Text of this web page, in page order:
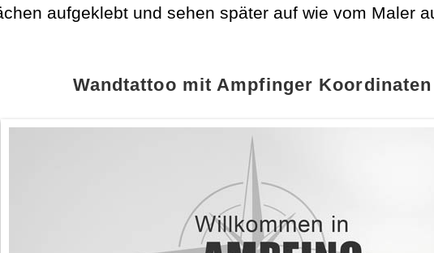
aufgeklebt und sehen später auf wie vom Maler
Wandtattoo mit Ampfinger Koordinaten